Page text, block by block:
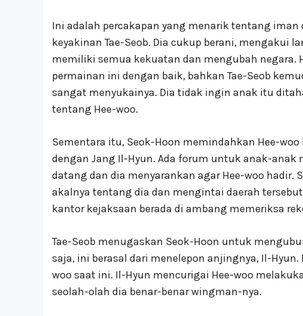
Ini adalah percakapan yang menarik tentang
keyakinan Tae-Seob. Dia cukup berani, mengakui
memiliki semua kekuatan dan mengubah negara.
permainan ini dengan baik, bahkan Tae-Seob
sangat menyukainya. Dia tidak ingin anak itu
tentang Hee-woo.
Sementara itu, Seok-Hoon memindahkan Hee-
dengan Jang Il-Hyun. Ada forum untuk anak-
datang dan dia menyarankan agar Hee-woo
akalnya tentang dia dan mengintai daerah
kantor kejaksaan berada di ambang memeriksa
Tae-Seob menugaskan Seok-Hoon untuk
saja, ini berasal dari menelepon anjingnya, Il-
woo saat ini. Il-Hyun mencurigai Hee-woo
seolah-olah dia benar-benar wingman-nya.